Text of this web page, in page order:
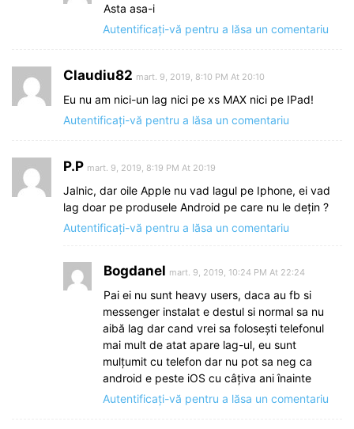
Asta asa-i
Autentificați-vă pentru a lăsa un comentariu
Claudiu82 mart. 9, 2019, 8:10 PM At 20:10
Eu nu am nici-un lag nici pe xs MAX nici pe IPad!
Autentificați-vă pentru a lăsa un comentariu
P.P mart. 9, 2019, 8:19 PM At 20:19
Jalnic, dar oile Apple nu vad lagul pe Iphone, ei vad
lag doar pe produsele Android pe care nu le dețin ?
Autentificați-vă pentru a lăsa un comentariu
Bogdanel mart. 9, 2019, 10:24 PM At 22:24
Pai ei nu sunt heavy users, daca au fb si
messenger instalat e destul si normal sa nu
aibă lag dar cand vrei sa folosești telefonul
mai mult de atat apare lag-ul, eu sunt
mulțumit cu telefon dar nu pot sa neg ca
android e peste iOS cu câțiva ani înainte
Autentificați-vă pentru a lăsa un comentariu